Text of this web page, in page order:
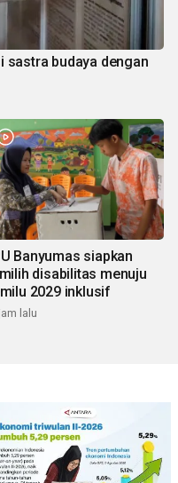
sastra budaya dengan
Banyumas siapkan
disabilitas menuju
2029 inklusif
lalu